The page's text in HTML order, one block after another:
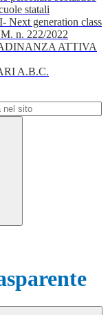
statali
Next generation class
n. 222/2022
ATTIVA
A.B.C.